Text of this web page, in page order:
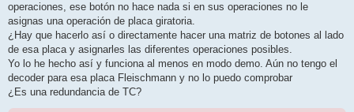
operaciones, ese botón no hace nada si en sus operaciones no le
asignas una operación de placa giratoria.
¿Hay que hacerlo así o directamente hacer una matriz de botones al lado
de esa placa y asignarles las diferentes operaciones posibles.
Yo lo he hecho así y funciona al menos en modo demo. Aún no tengo el
decoder para esa placa Fleischmann y no lo puedo comprobar
¿Es una redundancia de TC?